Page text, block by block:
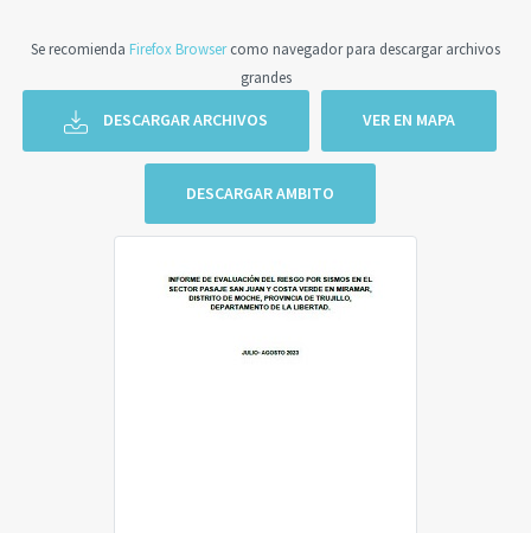
Se recomienda Firefox Browsercomo navegador para descargar archivos
grandes
DESCARGAR ARCHIVOS VER EN MAPA
DESCARGAR AMBITO